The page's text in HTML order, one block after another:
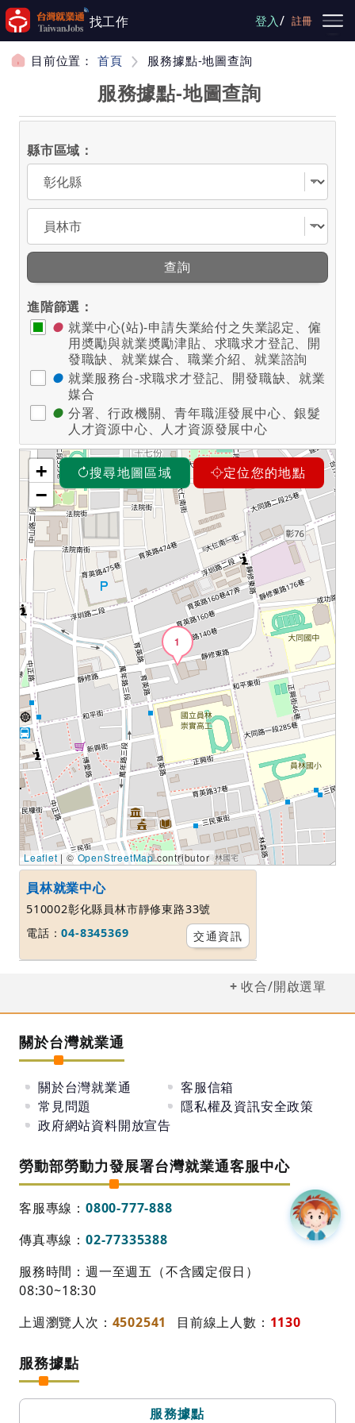
跳到主要內容
找工作 登入/ 註冊
目前位置： 首頁 服務據點-地圖查詢
服務據點-地圖查詢
縣市區域：
選擇縣市
選擇區域
查詢
進階篩選：
● 就業中心(站)-申請失業給付之失業認定、僱
用奬勵與就業奬勵津貼、求職求才登記、開
發職缺、就業媒合、職業介紹、就業諮詢
● 就業服務台-求職求才登記、開發職缺、就業
媒合
● 分署、行政機關、青年職涯發展中心、銀髮
人才資源中心、人才資源發展中心
搜尋地圖區域 定位您的地點
1
+
−
Leaflet | ©OpenStreetMapcontributor
員林就業中心
510002彰化縣員林市靜修東路33號
電話：04-8345369 交通資訊
收合/開啟選單
關於台灣就業通
關於台灣就業通
客服信箱
常見問題
隱私權及資訊安全政策
政府網站資料開放宣告
勞動部勞動力發展署台灣就業通客服中心
客服專線： 0800-777-888
傳真專線： 02-77335388
服務時間：週一至週五（不含國定假日）
08:30~18:30
上週瀏覽人次： 4502541 目前線上人數： 1130
服務據點
服務據點